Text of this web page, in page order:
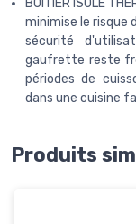
BOÎTIER ISOLÉ
minimise le risque
sécurité
gaufrette reste
périodes de
dans une cuisine
Produits